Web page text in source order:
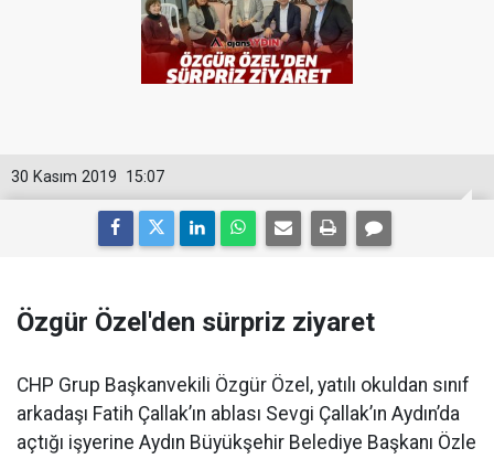
15:07
30 Kasım 2019
Özgür Özel'den sürpriz ziyaret
CHP Grup Başkanvekili Özgür Özel, yatılı okuldan sınıf
arkadaşı Fatih Çallak’ın ablası Sevgi Çallak’ın Aydın’da
açtığı işyerine Aydın Büyükşehir Belediye Başkanı Özle